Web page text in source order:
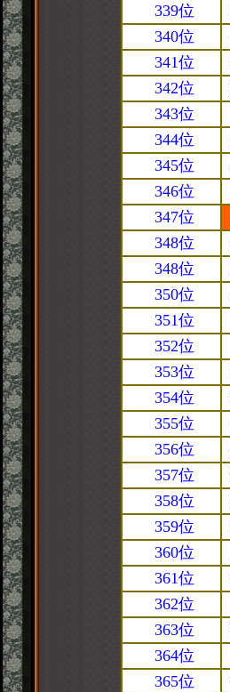
339位
340位
341位
342位
343位
344位
345位
346位
347位
348位
348位
350位
351位
352位
353位
354位
355位
356位
357位
358位
359位
360位
361位
362位
363位
364位
365位